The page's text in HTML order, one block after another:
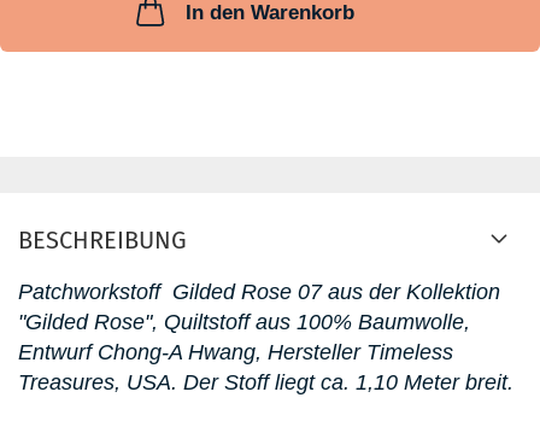
In den Warenkorb
BESCHREIBUNG
Patchworkstoff Gilded Rose 07 aus der Kollektion
"Gilded Rose", Quiltstoff aus 100% Baumwolle,
Entwurf Chong-A Hwang, Hersteller Timeless
Treasures, USA. Der Stoff liegt ca. 1,10 Meter breit.